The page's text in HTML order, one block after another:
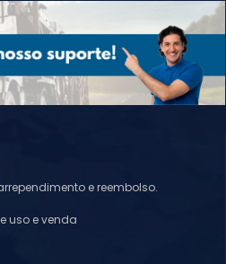
e reembolso.
uso e venda